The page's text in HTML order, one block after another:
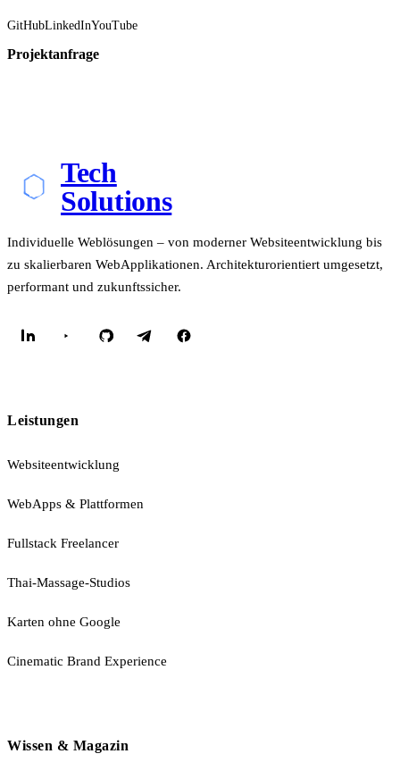
GitHubLinkedInYouTube
Projektanfrage
Tech
Solutions
Individuelle Weblösungen – von moderner Websiteentwicklung bis
zu skalierbaren WebApplikationen. Architekturorientiert umgesetzt,
performant und zukunftssicher.
Leistungen
Websiteentwicklung
WebApps & Plattformen
Fullstack Freelancer
Thai-Massage-Studios
Karten ohne Google
Cinematic Brand Experience
Wissen & Magazin